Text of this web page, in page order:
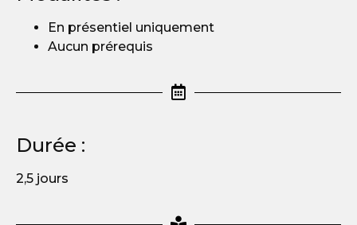
En présentiel uniquement
Aucun prérequis
Durée :
2,5 jours